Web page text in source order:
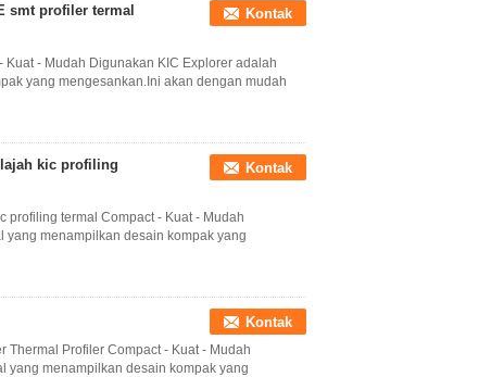
smt profiler termal
Kontak
Kuat - Mudah Digunakan KIC Explorer adalah
yang mengesankan.Ini akan dengan mudah
kic profiling
Kontak
profiling termal Compact - Kuat - Mudah
yang menampilkan desain kompak yang
Kontak
Thermal Profiler Compact - Kuat - Mudah
yang menampilkan desain kompak yang